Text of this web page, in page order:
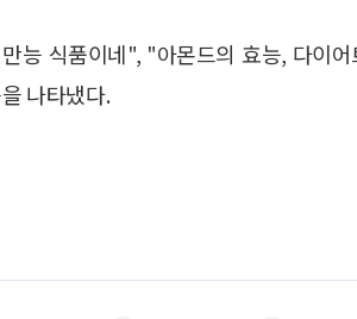
능 식품이네", "아몬드의 효능, 다이
나타냈다.